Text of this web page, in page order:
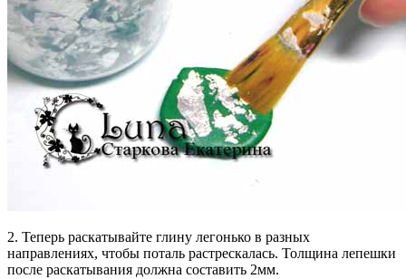
2. Теперь раскатывайте глину легонько в разных
направлениях, чтобы поталь растрескалась. Толщина лепешки
после раскатывания должна составить 2мм.